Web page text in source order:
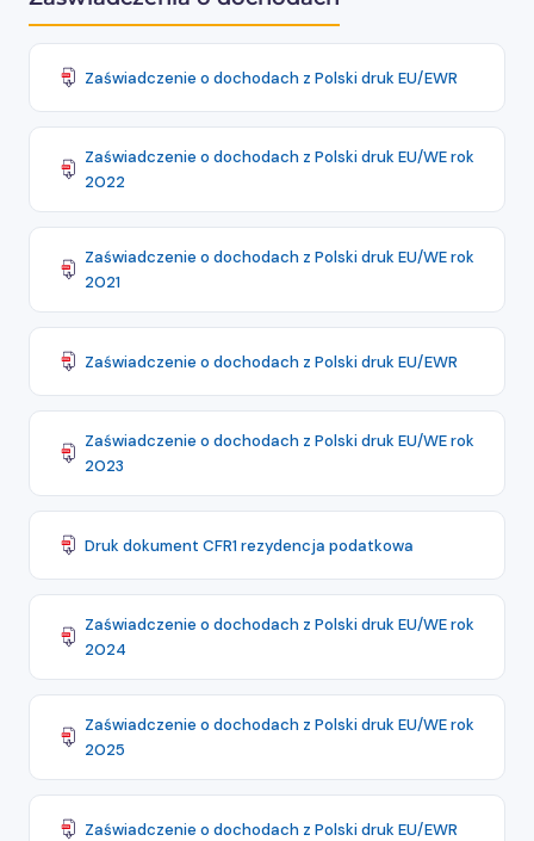
Zaświadczenie o dochodach z Polski druk EU/EWR
Zaświadczenie o dochodach z Polski druk EU/WE rok
2022
Zaświadczenie o dochodach z Polski druk EU/WE rok
2021
Zaświadczenie o dochodach z Polski druk EU/EWR
Zaświadczenie o dochodach z Polski druk EU/WE rok
2023
Druk dokument CFR1 rezydencja podatkowa
Zaświadczenie o dochodach z Polski druk EU/WE rok
2024
Zaświadczenie o dochodach z Polski druk EU/WE rok
2025
Zaświadczenie o dochodach z Polski druk EU/EWR